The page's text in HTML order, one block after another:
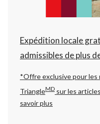
Expédition locale
admissibles de plus
*Offre exclusive pour les
TriangleMD sur les
savoir plus